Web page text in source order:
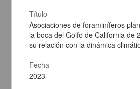
Título
Asociaciones de foraminíferos
la boca del Golfo de California de
su relación con la dinámica
Fecha
2023